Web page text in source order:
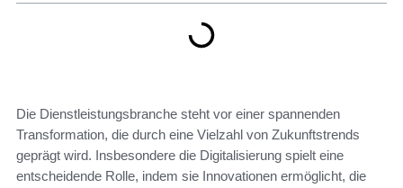
Die Dienstleistungsbranche steht vor einer spannenden
Transformation, die durch eine Vielzahl von Zukunftstrends
geprägt wird. Insbesondere die Digitalisierung spielt eine
entscheidende Rolle, indem sie Innovationen ermöglicht, die